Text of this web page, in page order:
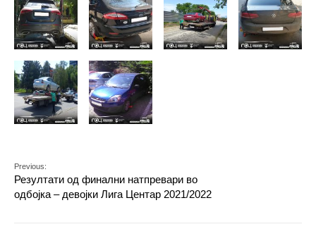
Previous:
Резултати од финални натпревари во
одбојка – девојки Лига Центар 2021/2022